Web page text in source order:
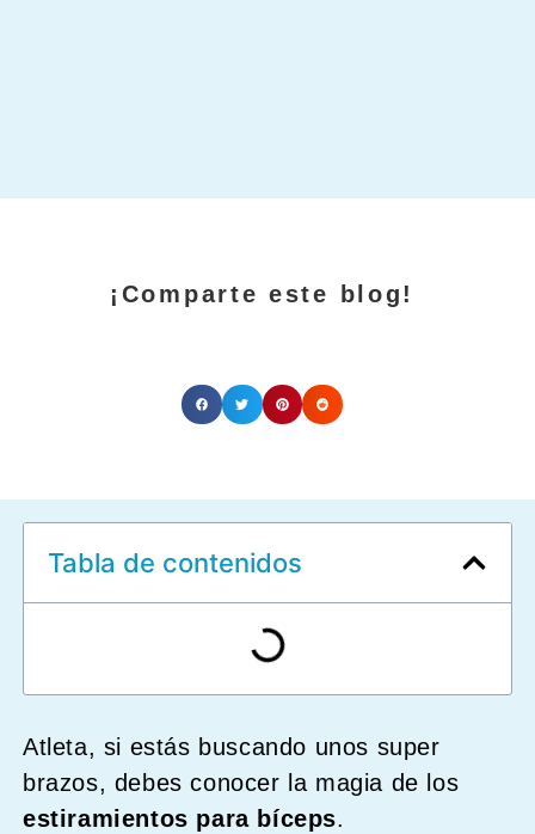
¡Comparte este blog!
Tabla de contenidos
Atleta, si estás buscando unos super
brazos, debes conocer la magia de los
estiramientos para bíceps.